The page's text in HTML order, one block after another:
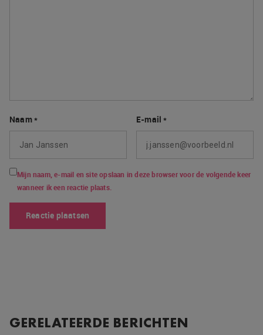
Naam* E-mail*
Mijn naam, e-mail en site opslaan in deze browser voor de volgende keer
wanneer ik een reactie plaats.
GERELATEERDE BERICHTEN